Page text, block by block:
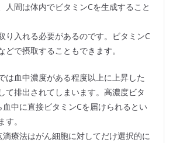
人間は体内でビタミンCを生成すること
り入れる必要があるのです。ビタミンC
どで摂取することもできます。
は血中濃度がある程度以上に上昇した
て排出されてしまいます。高濃度ビタ
血中に直接ビタミンCを届けられるとい
。
療法はがん細胞に対してだけ選択的に